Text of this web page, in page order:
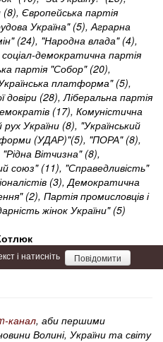
(8), Європейська партія
Україна" (5), Аграрна
(24), "Народна влада" (4),
демократична партія
партія "Собор" (20),
платформа" (5),
(28), Ліберальна партія
(17), Комуністична
України (8), "Український
(УДАР)"(5), "ПОРА" (8),
Вітчизна" (8),
союз" (11), "Справедливість"
(3), Демократична
(2), Партія промисловців і
жінок України" (5)
і натисніть Повідомити
канал, аби першими
Волині, України та світу